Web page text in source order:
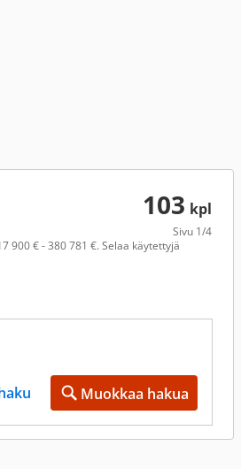
103 kpl
Sivu 1/4
900 € - 380 781 €. Selaa käytettyjä
Muokkaa hakua